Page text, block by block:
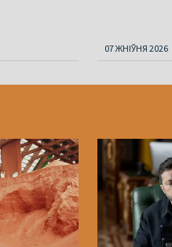
07 ЖНІЎНЯ 2026